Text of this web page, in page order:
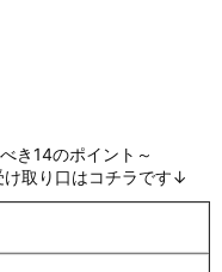
き14のポイント～
け取り口はコチラです↓